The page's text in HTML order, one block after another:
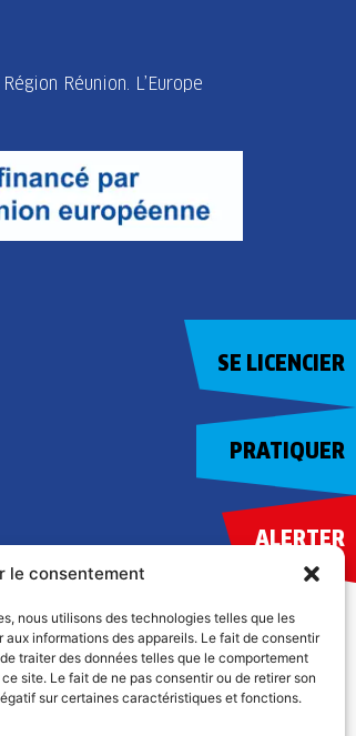
le consentement
nous utilisons des technologies telles que les
informations des appareils. Le fait de consentir
traiter des données telles que le comportement
site. Le fait de ne pas consentir ou de retirer son
sur certaines caractéristiques et fonctions.
SE LICENCIER
PRATIQUER
ALERTER
Réunion. L’Europe